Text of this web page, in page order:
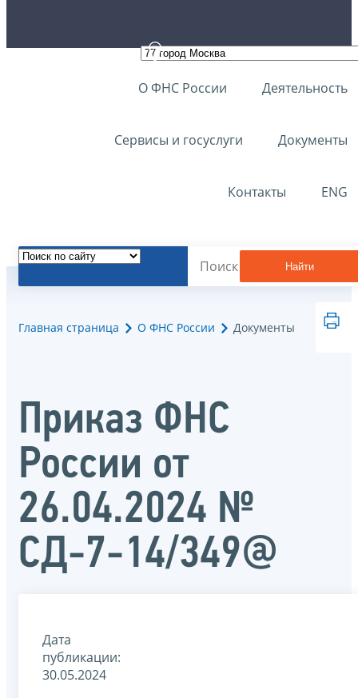
О ФНС России Деятельность
Сервисы и госуслуги Документы
Контакты ENG
Найти
Главная страница О ФНС России Документы
Приказ ФНС
России от
26.04.2024 №
СД-7-14/349@
Дата
публикации:
30.05.2024